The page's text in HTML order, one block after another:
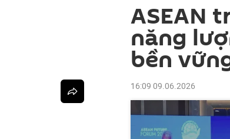
ASEAN
năng
bền
16:09 09.06.2026